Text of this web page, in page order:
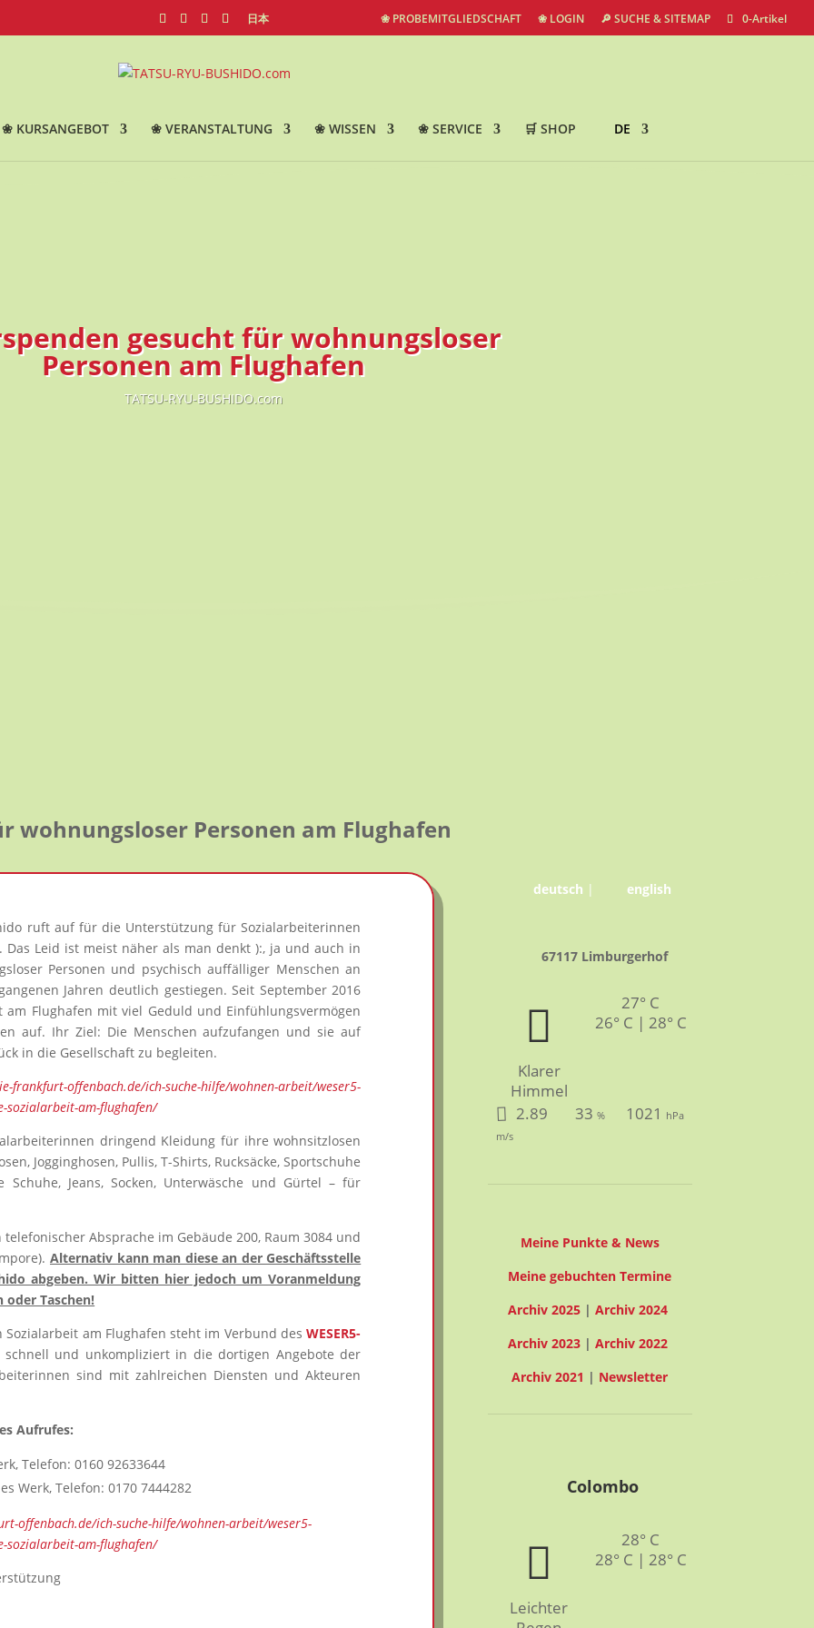
日本 ❀ PROBEMITGLIEDSCHAFT ❀ LOGIN 🔎 SUCHE & SITEMAP 0-Artikel
❀ KURSANGEBOT ❀ VERANSTALTUNG ❀ WISSEN ❀ SERVICE 🛒 SHOP DE
gesucht für wohnungsloser
Personen am Flughafen
TATSU-RYU-BUSHIDO.com
wohnungsloser Personen am Flughafen
ruft auf für die Unterstützung für Sozialarbeiterinnen
. Das Leid ist meist näher als man denkt ):, ja und auch in
Personen und psychisch auffälliger Menschen an
Jahren deutlich gestiegen. Seit September 2016
Flughafen mit viel Geduld und Einfühlungsvermögen
auf. Ihr Ziel: Die Menschen aufzufangen und sie auf
in die Gesellschaft zu begleiten.
frankfurt-offenbach.de/ich-suche-hilfe/wohnen-arbeit/weser5-
sozialarbeit-am-flughafen/
dringend Kleidung für ihre wohnsitzlosen
Jogginghosen, Pullis, T-Shirts, Rucksäcke, Sportschuhe
Schuhe, Jeans, Socken, Unterwäsche und Gürtel – für
Absprache im Gebäude 200, Raum 3084 und
Alternativ kann man diese an der Geschäftsstelle
abgeben. Wir bitten hier jedoch um Voranmeldung
oder Taschen!
am Flughafen steht im Verbund desWESER5-
und unkompliziert in die dortigen Angebote der
sind mit zahlreichen Diensten und Akteuren
Aufrufes:
Telefon: 0160 92633644
Werk, Telefon: 0170 7444282
offenbach.de/ich-suche-hilfe/wohnen-arbeit/weser5-
sozialarbeit-am-flughafen/
deutsch | english
67117 Limburgerhof
Klarer
Himmel
27° C
26° C | 28° C
2.89
m/s
33 % 1021 hPa
Meine Punkte & News
Meine gebuchten Termine
Archiv 2025 |Archiv 2024
Archiv 2023 |Archiv 2022
Archiv 2021 | Newsletter
Colombo
Leichter
28° C
28° C | 28° C